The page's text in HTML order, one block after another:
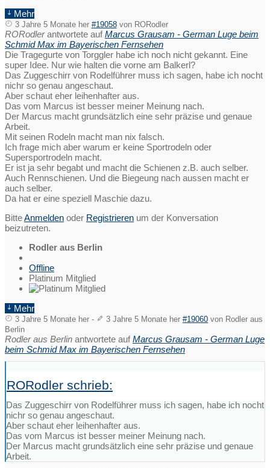
Mehr
3 Jahre 5 Monate her #19058 von RORodler
RORodlerantwortete aufMarcus Grausam - German Luge beim
Schmid Max im Bayerischen Fernsehen
Die Tragegurte von Torggler habe ich noch nicht gekannt. Eine
super Idee. Nur wie halten die vorne am Balkerl?
Das Zuggeschirr von Rodelführer muss ich sagen, habe ich nocht
nichr so genau angeschaut.
Aber schaut eher leihenhafter aus.
Das vom Marcus ist besser meiner Meinung nach.
Der Marcus macht grundsätzlich eine sehr präzise und genaue
Arbeit.
Mit seinen Rodeln macht man nix falsch.
Ich frage mich aber warum er keine Sportrodeln oder
Supersportrodeln macht.
Er ist ja sehr begabt und macht die Schienen z.B. auch selber.
Auch Rennschienen. Und die Biegeung nach aussen macht er
auch selber.
Da hat er eine speziell Maschie dazu.
BitteAnmelden oder Registrieren um der Konversation
beizutreten.
Rodler aus Berlin
Offline
Platinum Mitglied
Mehr
3 Jahre 5 Monate her- 3 Jahre 5 Monate her #19060 von Rodler aus
Berlin
Rodler aus Berlin antwortete aufMarcus Grausam - German Luge
beim Schmid Max im Bayerischen Fernsehen
RORodler schrieb:
Das Zuggeschirr von Rodelführer muss ich sagen, habe ich nocht
nichr so genau angeschaut.
Aber schaut eher leihenhafter aus.
Das vom Marcus ist besser meiner Meinung nach.
Der Marcus macht grundsätzlich eine sehr präzise und genaue
Arbeit.